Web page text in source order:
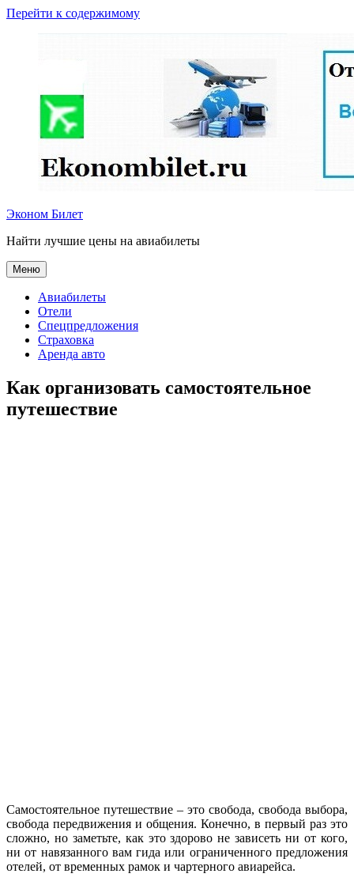
Перейти к содержимому
Эконом Билет
Найти лучшие цены на авиабилеты
Меню
Авиабилеты
Отели
Спецпредложения
Страховка
Аренда авто
Как организовать самостоятельное
путешествие
Самостоятельное путешествие – это свобода, свобода выбора,
свобода передвижения и общения. Конечно, в первый раз это
сложно, но заметьте, как это здорово не зависеть ни от кого,
ни от навязанного вам гида или ограниченного предложения
отелей, от временных рамок и чартерного авиарейса.